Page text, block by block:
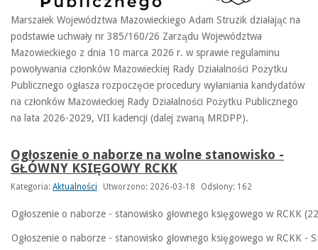
Marszałek Województwa Mazowieckiego Adam Struzik działając na
podstawie uchwały nr 385/160/26 Zarządu Województwa
Mazowieckiego z dnia 10 marca 2026 r. w sprawie regulaminu
powoływania członków Mazowieckiej Rady Działalności Pożytku
Publicznego ogłasza rozpoczęcie procedury wyłaniania kandydatów
na członków Mazowieckiej Rady Działalności Pożytku Publicznego
na lata 2026-2029, VII kadencji (dalej zwaną MRDPP).
Ogłoszenie o naborze na wolne stanowisko -
GŁÓWNY KSIĘGOWY RCKK
Kategoria: Aktualności Utworzono: 2026-03-18 Odsłony: 162
Ogłoszenie o naborze - stanowisko głownego księgowego w RCKK
Ogłoszenie o naborze - stanowisko głownego księgowego w RCKK -